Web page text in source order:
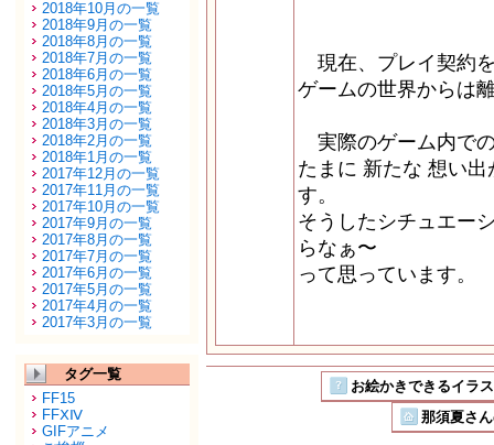
2018年10月の一覧
2018年9月の一覧
2018年8月の一覧
2018年7月の一覧
2018年6月の一覧
2018年5月の一覧
2018年4月の一覧
2018年3月の一覧
2018年2月の一覧
2018年1月の一覧
2017年12月の一覧
2017年11月の一覧
2017年10月の一覧
2017年9月の一覧
2017年8月の一覧
2017年7月の一覧
2017年6月の一覧
2017年5月の一覧
2017年4月の一覧
2017年3月の一覧
タグ一覧
FF15
FFⅩⅣ
GIFアニメ
現在、プレイ契約
ゲームの世界からは
実際のゲーム内で
たまに 新たな 想い
す。
そうしたシチュエー
らなぁ〜
って思っています。
お絵かきできるイラ
那須夏さ